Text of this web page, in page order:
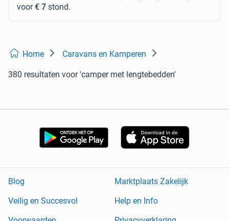
voor€ 7 stond.
Home Caravans en Kamperen
380 resultaten voor 'camper met lengtebedden'
Blog
Marktplaats Zakelijk
Veilig en Succesvol
Help en Info